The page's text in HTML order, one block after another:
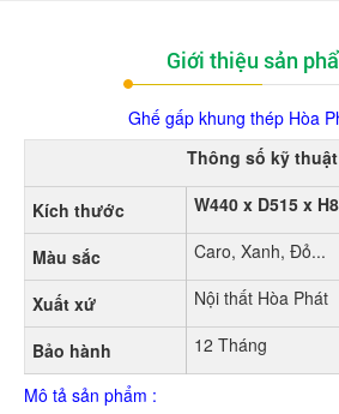
Giới thiệu sản
Ghế gấp khung thép Hòa
Thông số kỹ thuật
Kích thước W440 x D515 x
Màu sắc Caro, Xanh, Đỏ...
Xuất xứ Nội thất Hòa Phát
Bảo hành 12 Tháng
Mô tả sản phẩm :